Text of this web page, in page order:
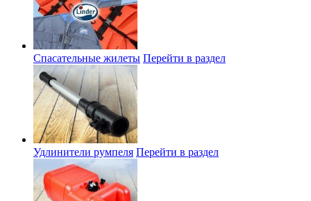
Спасательные жилеты Перейти в раздел
Удлинители румпеля Перейти в раздел